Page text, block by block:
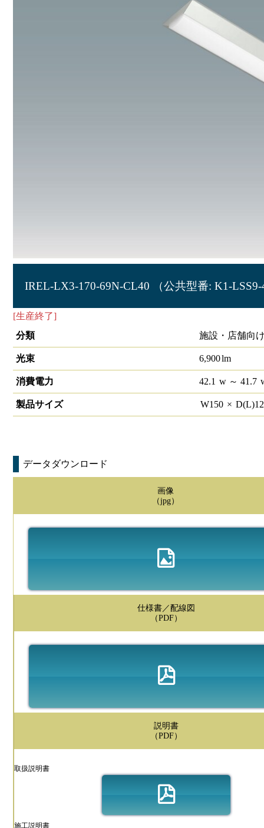
IREL-LX3-170-69N-CL40 （公共型番: K1-LSS9-
[生産終了]
分類
施設・店舗向
光束 6,900lm
消費電力 42.1 w～ 41.7
製品サイズ W150 × D(L)
データダウンロード
画像
（jpg）
仕様書／配線図
（PDF）
説明書
（PDF）
取扱説明書
施工説明書